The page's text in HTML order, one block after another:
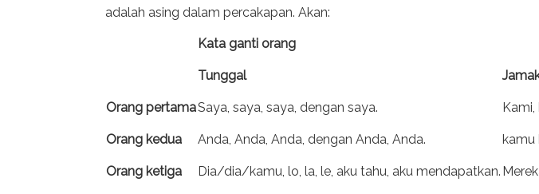
adalah asing dalam percakapan. Akan:
Kata ganti orang
Tunggal
Orang pertamaSaya, saya, saya, dengan saya. Kami,
Orang kedua Anda, Anda, Anda, dengan Anda, Anda. kamu
Orang ketiga Dia/dia/kamu, lo, la, le, aku tahu, aku mendapatkan.